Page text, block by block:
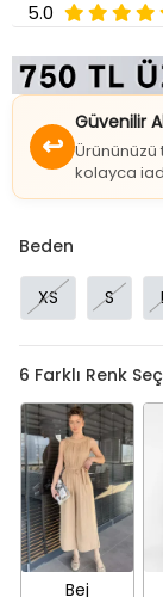
5.0
↩
Güvenilir
Ürününüzü
kolayca
Beden
XS S
6 Farklı Renk
Bej